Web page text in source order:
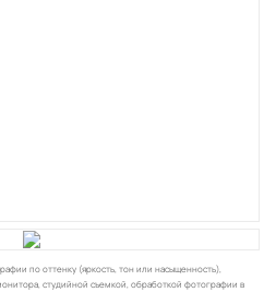
по оттенку (яркость, тон или насыщенность),
студийной съемкой, обработкой фотографии в